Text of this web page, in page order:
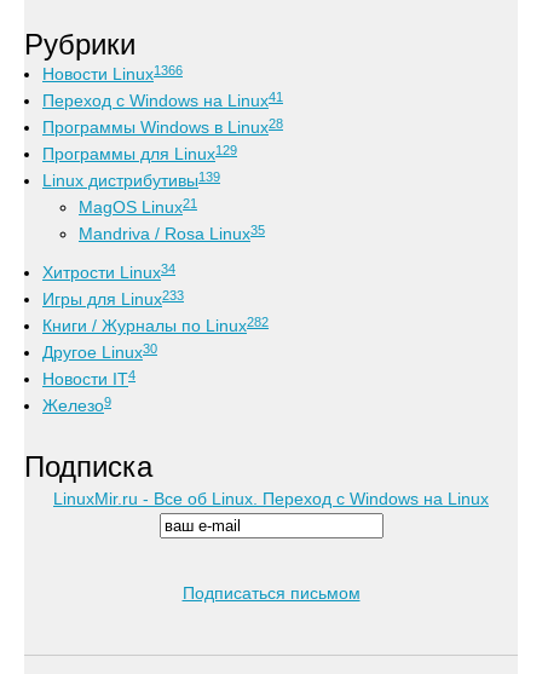
Рубрики
Новости Linux1366
Переход с Windows на Linux41
Программы Windows в Linux28
Программы для Linux129
Linux дистрибутивы139
MagOS Linux21
Mandriva / Rosa Linux35
Хитрости Linux34
Игры для Linux233
Книги / Журналы по Linux282
Другое Linux30
Новости IT4
Железо9
Подписка
LinuxMir.ru - Все об Linux. Переход с Windows на Linux
Подписаться письмом